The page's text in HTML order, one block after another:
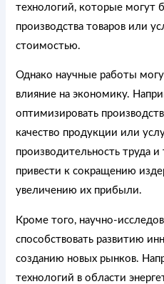
технологий, которые могут
производства товаров или
стоимостью.
Однако научные работы
влияние на экономику.
оптимизировать
качество продукции или
производительность труда
привести к сокращению
увеличению их прибыли.
Кроме того, научно-
способствовать развитию
созданию новых рынков.
технологий в области